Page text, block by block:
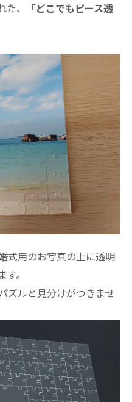
、
「どこでもピース透
式用のお写真の上に透明
。
ズルと見分けがつきませ